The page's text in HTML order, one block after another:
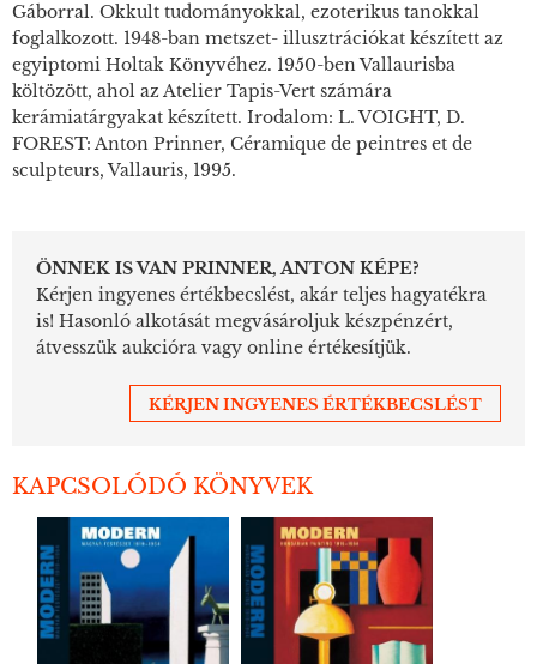
Gáborral. Okkult tudományokkal, ezoterikus tanokkal
foglalkozott. 1948-ban metszet- illusztrációkat készített az
egyiptomi Holtak Könyvéhez. 1950-ben Vallaurisba
költözött, ahol az Atelier Tapis-Vert számára
kerámiatárgyakat készített. Irodalom: L. VOIGHT, D.
FOREST: Anton Prinner, Céramique de peintres et de
sculpteurs, Vallauris, 1995.
ÖNNEK IS VAN PRINNER, ANTON KÉPE?
Kérjen ingyenes értékbecslést, akár teljes hagyatékra
is! Hasonló alkotását megvásároljuk készpénzért,
átvesszük aukcióra vagy online értékesítjük.
KÉRJEN INGYENES ÉRTÉKBECSLÉST
KAPCSOLÓDÓ KÖNYVEK